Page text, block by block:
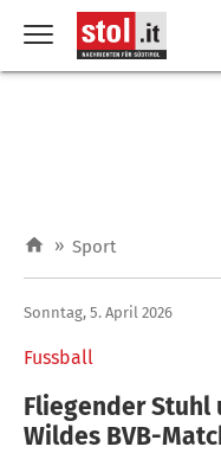
» Sport
Fussball
Sonntag, 5. April 2026
Fliegender
Wildes BVB-